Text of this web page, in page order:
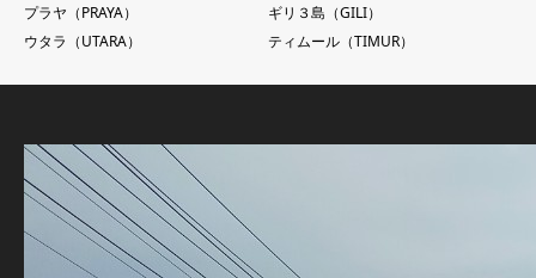
プラヤ（PRAYA）
ギリ３島（GILI）
ウタラ（UTARA）
ティムール（TIMUR）